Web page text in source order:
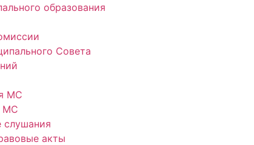
образования
Совета
МС
МС
слушания
акты